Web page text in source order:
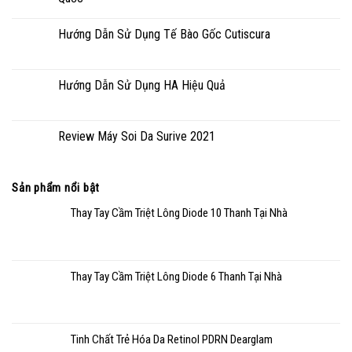
Hướng Dẫn Sử Dụng Tế Bào Gốc Cutiscura
Hướng Dẫn Sử Dụng HA Hiệu Quả
Review Máy Soi Da Surive 2021
Sản phẩm nổi bật
Thay Tay Cầm Triệt Lông Diode 10 Thanh Tại Nhà
Thay Tay Cầm Triệt Lông Diode 6 Thanh Tại Nhà
Tinh Chất Trẻ Hóa Da Retinol PDRN Dearglam